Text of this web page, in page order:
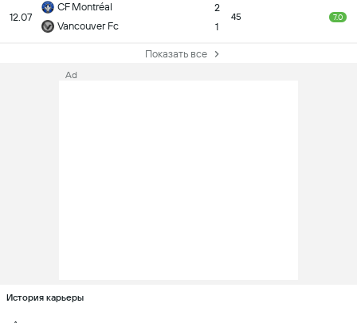
12.07
CF Montréal
Vancouver Fc
2
1
45 7.0
Показать все
История карьеры
Ad